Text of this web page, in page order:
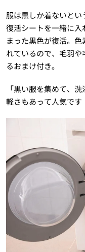
服は黒しか着ないと
復活シートを一緒に
まった黒色が復活。
れているので、毛羽
るおまけ付き。
「黒い服を集めて、
軽さもあって人気です